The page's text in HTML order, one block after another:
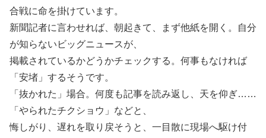
合戦に命を掛けています。
新聞記者に言わせれば、朝起きて、まず他紙を開く。自分
が知らないビッグニュースが、
掲載されているかどうかチェックする。何事もなければ
「安堵」するそうです。
「抜かれた」場合。何度も記事を読み返し、天を仰ぎ……
「やられたチクショウ」などと、
悔しがり、遅れを取り戻そうと、一目散に現場へ駆け付